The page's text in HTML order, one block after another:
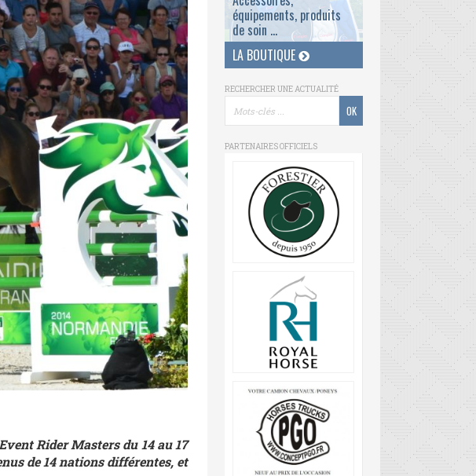
Rider Masters du 14 au 17
de 14 nations différentes, et
équipements, produits
de soin ...
LA BOUTIQUE
RECHERCHER UNE ACTUALITÉ
PARTENAIRES OFFICIELS